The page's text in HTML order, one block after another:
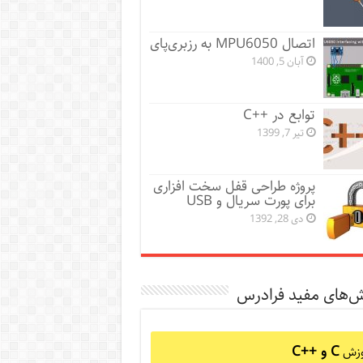
اتصال MPU6050 به رزبری‌پای
آبان 5, 1400
توابع در ++C
تیر 7, 1399
پروژه طراحی قفل سخت افزاری
برای پورت سریال و USB
دی 28, 1392
مفید فرادرس
C و C++‎